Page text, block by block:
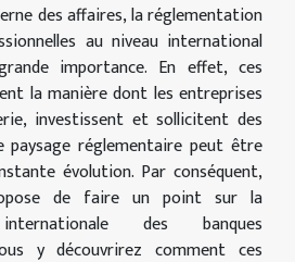
des affaires, la réglementation
au niveau international
importance. En effet, ces
la manière dont les entreprises
investissent et sollicitent des
paysage réglementaire peut être
évolution. Par conséquent,
de faire un point sur la
des banques
y découvrirez comment ces